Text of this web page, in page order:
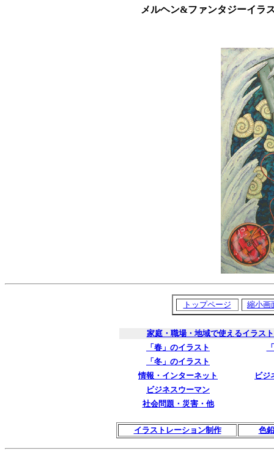
メルヘン&ファンタジーイラ
トップページ 縮小画
家庭・職場・地域で使えるイラス
「春」のイラスト
「冬」のイラスト
情報・インターネット
ビジ
ビジネスウーマン
社会問題・災害・他
イラストレーション制作 色